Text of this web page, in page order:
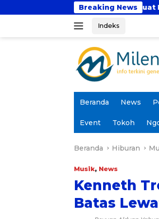
ke
Breaking News
Bhakti Perkuat Kolaborasi
Indeks
Beranda News
Event Tokoh
Beranda Hiburan
Musik, News
Kenneth
Batas